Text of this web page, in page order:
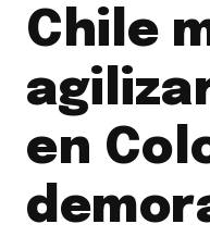
Chile
en